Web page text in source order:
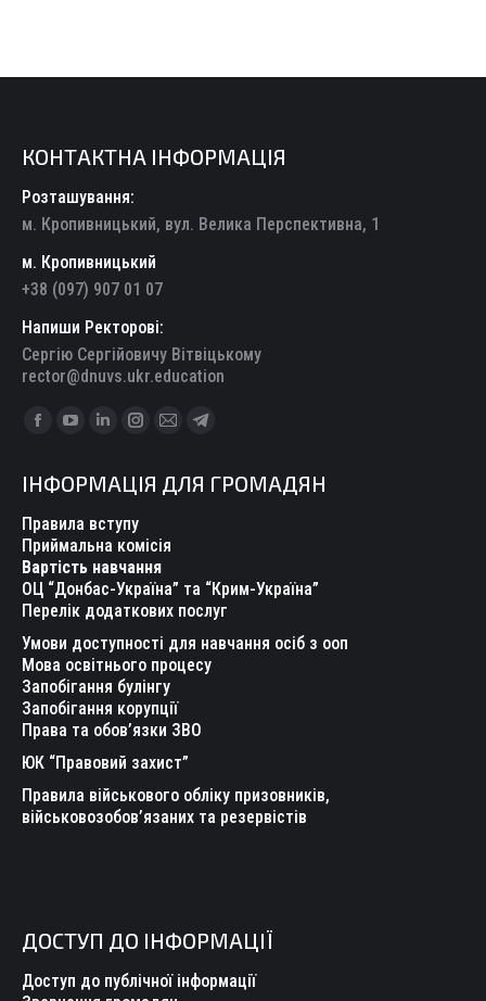
КОНТАКТНА ІНФОРМАЦІЯ
Розташування:
м. Кропивницький, вул. Велика Перспективна, 1
м. Кропивницький
+38 (097) 907 01 07
Напиши Ректорові:
Сергію Сергійовичу Вітвіцькому
rector@dnuvs.ukr.education
Find us on:
Facebook
opens
in
new
window
YouTube
opens
in
new
window
Linkedin
opens
in
new
window
Instagram
opens
in
new
window
Mail
opens
new
Telegram
opens
ІНФОРМАЦІЯ ДЛЯ ГРОМАДЯН
Правила вступу
Приймальна комісія
Вартість навчання
ОЦ “Донбас-Україна” та “Крим-Україна”
Перелік додаткових послуг
Умови доступності для навчання осіб з ооп
Мова освітнього процесу
Запобігання булінгу
Запобігання корупції
Права та обов’язки ЗВО
ЮК “Правовий захист”
Правила військового обліку призовників,
військовозобов’язаних та резервістів
ДОСТУП ДО ІНФОРМАЦІЇ
Доступ до публічної інформації